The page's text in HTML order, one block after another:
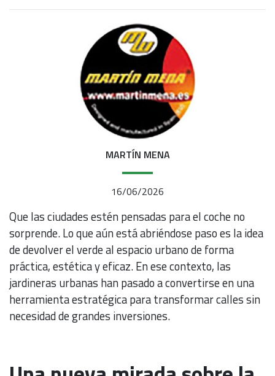
MARTÍN MENA
16/06/2026
Que las ciudades estén pensadas para el coche no
sorprende. Lo que aún está abriéndose paso es la idea
de devolver el verde al espacio urbano de forma
práctica, estética y eficaz. En ese contexto, las
jardineras urbanas han pasado a convertirse en una
herramienta estratégica para transformar calles sin
necesidad de grandes inversiones.